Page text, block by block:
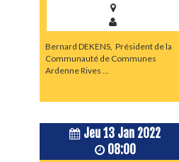
Bernard DEKENS, Président de la
Communauté de Communes
Ardenne Rives ...
Jeu 13 Jan 2022
08:00